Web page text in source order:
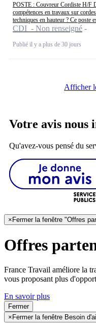
POSTE : Couvreur Cordiste H/F
compétences en travaux sur
techniques en hauteur ? Ce poste
CDI - Non renseigné
Publié il y a plus de 30 jours
Afficher
Votre avis nous
Qu'avez-vous pensé du
×Fermer la fenêtre "Offres
Offres
France Travail améliore la
vous proposant plus
En savoir plus
Fermer
× Fermer la fenêtre Besoin